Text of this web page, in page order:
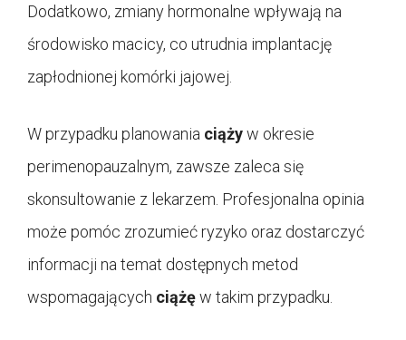
Dodatkowo, zmiany hormonalne wpływają na
środowisko macicy, co utrudnia implantację
zapłodnionej komórki jajowej.
W przypadku planowania ciążyw okresie
perimenopauzalnym, zawsze zaleca się
skonsultowanie z lekarzem. Profesjonalna opinia
może pomóc zrozumieć ryzyko oraz dostarczyć
informacji na temat dostępnych metod
wspomagających ciążęw takim przypadku.